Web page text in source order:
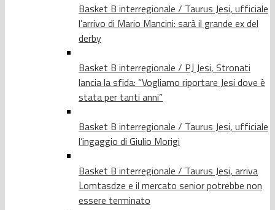
Basket B interregionale / Taurus Jesi, ufficiale
l’arrivo di Mario Mancini: sarà il grande ex del
derby
Basket B interregionale / PJ Jesi, Stronati
lancia la sfida: “Vogliamo riportare Jesi dove è
stata per tanti anni”
Basket B interregionale / Taurus Jesi, ufficiale
l’ingaggio di Giulio Morigi
Basket B interregionale / Taurus Jesi, arriva
Lomtasdze e il mercato senior potrebbe non
essere terminato